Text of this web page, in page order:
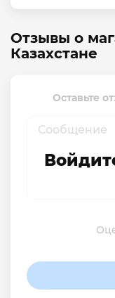
Отзывы о
Казахстане
Оставьте